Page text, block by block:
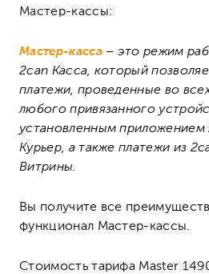
Мастер-кассы:
Мастер-касса– это режим
2can Касса, который
платежи, проведенные во
любого привязанного
установленным приложением
Курьер, а также платежи из
Витрины.
Вы получите все
функционал Мастер-кассы.
Стоимость тарифа Master